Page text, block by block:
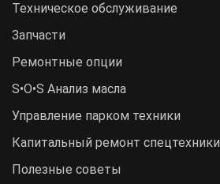
Техническое обслуживание
Запчасти
Ремонтные опции
S•O•S Анализ масла
Управление парком техники
Капитальный ремонт спецтехники
Полезные советы